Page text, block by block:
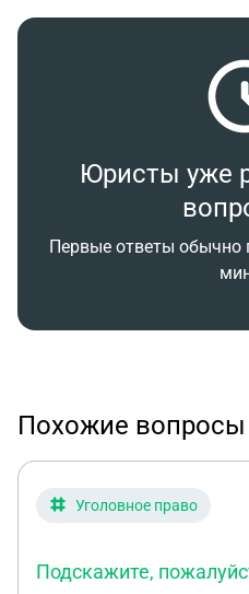
Юристы уже
Первые ответы обычно
Похожие вопросы
Уголовное право
Подскажите,